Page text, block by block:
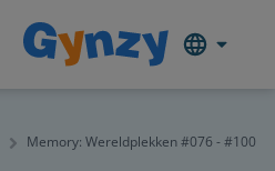
Memory: Wereldplekken #076 - #100